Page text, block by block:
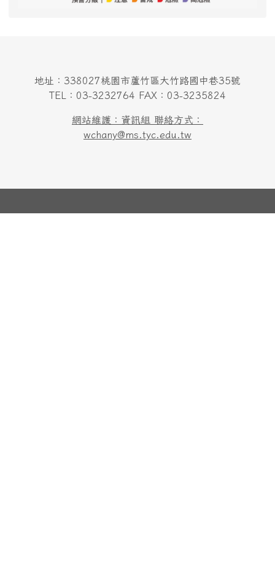
地址：338027桃園市蘆竹區大竹路國中巷35號
TEL：03-3232764 FAX：03-3235824
網站維護：資訊組 聯絡方式：
wchany@ms.tyc.edu.tw